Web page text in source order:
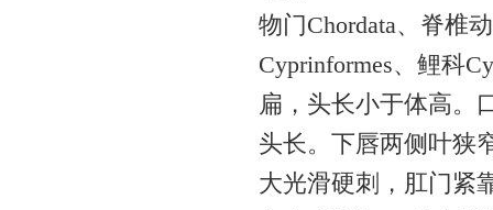
物门Chordata、脊椎
Cyprinformes、鲤科
扁，头长小于体高。
头长。下唇两侧叶狭
大光滑硬刺，肛门紧